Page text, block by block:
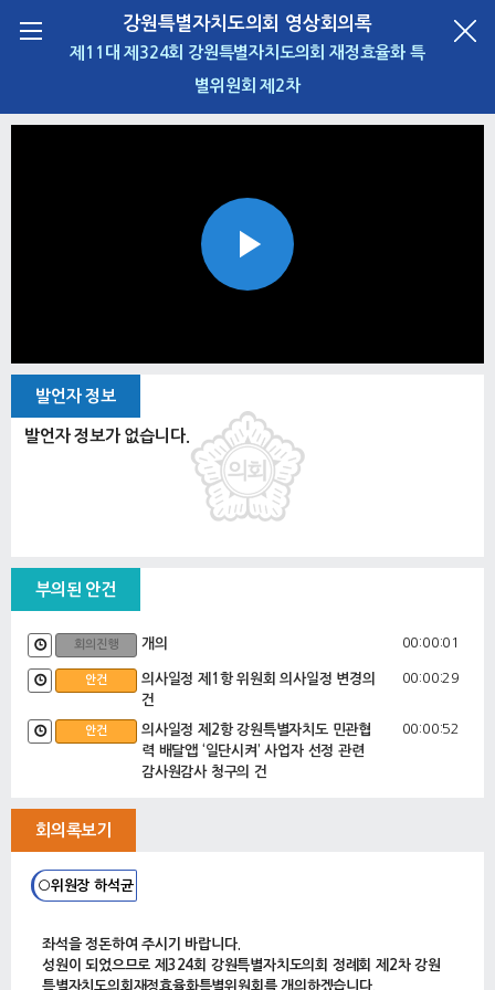
강원특별자치도의회 영상회의록
제11대 제324회 강원특별자치도의회 재정효율화 특
별위원회 제2차
Play
발언자 정보
발언자 정보가 없습니다.
부의된 안건
회의진행 개의 00:00:01
안건
의사일정 제1항 위원회 의사일정 변경의
건
00:00:29
안건
의사일정 제2항 강원특별자치도 민관협
력 배달앱 ‘일단시켜’ 사업자 선정 관련
감사원감사 청구의 건
00:00:52
회의록보기
○위원장 하석균
좌석을 정돈하여 주시기 바랍니다.
성원이 되었으므로 제324회 강원특별자치도의회 정례회 제2차 강원
특별자치도의회재정효율화특별위원회를 개의하겠습니다.